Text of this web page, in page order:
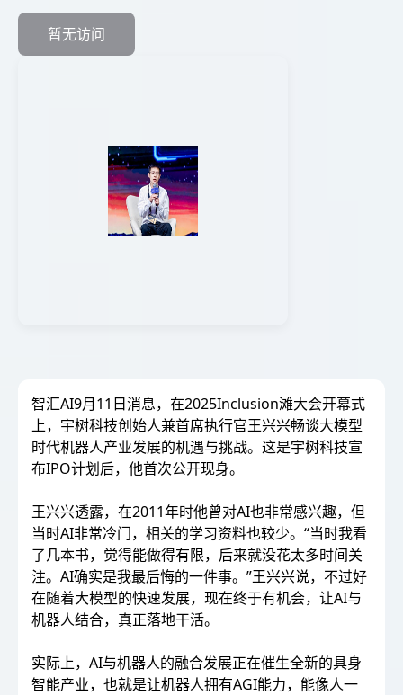
暂无访问
智汇AI9月11日消息，在2025Inclusion滩大会开幕式
上，宇树科技创始人兼首席执行官王兴兴畅谈大模型
时代机器人产业发展的机遇与挑战。这是宇树科技宣
布IPO计划后，他首次公开现身。
王兴兴透露，在2011年时他曾对AI也非常感兴趣，但
当时AI非常冷门，相关的学习资料也较少。“当时我看
了几本书，觉得能做得有限，后来就没花太多时间关
注。AI确实是我最后悔的一件事。”王兴兴说，不过好
在随着大模型的快速发展，现在终于有机会，让AI与
机器人结合，真正落地干活。
实际上，AI与机器人的融合发展正在催生全新的具身
智能产业，也就是让机器人拥有AGI能力，能像人一